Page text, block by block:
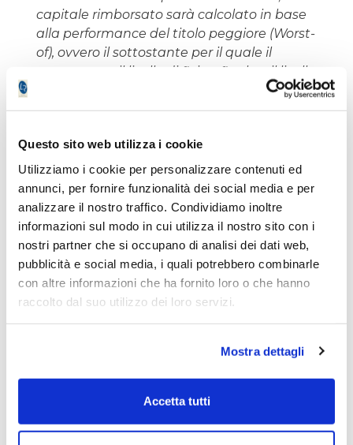
Questo sito web utilizza i cookie
Utilizziamo i cookie per personalizzare contenuti ed
annunci, per fornire funzionalità dei social media e per
analizzare il nostro traffico. Condividiamo inoltre
informazioni sul modo in cui utilizza il nostro sito con i
nostri partner che si occupano di analisi dei dati web,
pubblicità e social media, i quali potrebbero combinarle
con altre informazioni che ha fornito loro o che hanno
raccolto dal suo utilizzo dei loro servizi.
Mostra dettagli
Accetta tutti
capitale rimborsato sarà calcolato in base
alla performance del titolo peggiore (Worst-
of), ovvero il sottostante per il quale il
rapporto tra il livello di fixing finale e il livello
di fixing iniziale è il più basso. Nel dettaglio,
il valore di rimborso sarà pari a: Prezzo di
sottostante con la performance peggiore /
Livello di Strike del sottostante con la
performance peggiore (posto al 40% del
rispettivo livello iniziale)
Oltre il rischio mercato appena descritto, il
rimborso del capitale e delle eventuali
cedole resta subordinato alla capacità
solvibile dell'istituto che ha emesso il titolo.
In caso di insolvenza dell'emittente,
l'investitore potrebbe perdere parte o la